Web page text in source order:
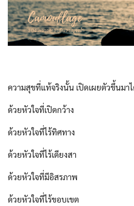
ความสุขที่แท้จริงนั้น เปิดเผยตัวขึ้นมา
ด้วยหัวใจที่เปิดกว้าง
ด้วยหัวใจที่ไร้ทิศทาง
ด้วยหัวใจที่ไร้เดียงสา
ด้วยหัวใจที่มีอิสรภาพ
ด้วยหัวใจที่ไร้ขอบเขต